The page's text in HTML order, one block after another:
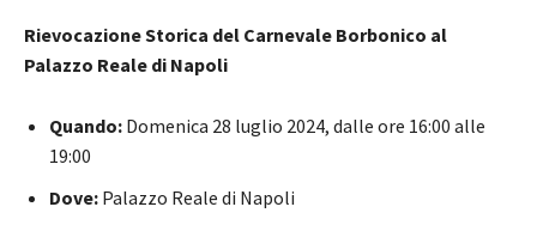
Rievocazione Storica del Carnevale Borbonico al
Palazzo Reale di Napoli
Quando: Domenica 28 luglio 2024, dalle ore 16:00 alle
19:00
Dove: Palazzo Reale di Napoli